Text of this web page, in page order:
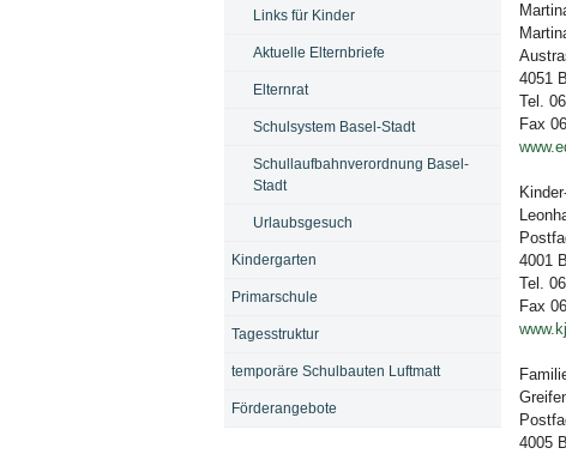
4051
Tel.
Fax
4001
Tel.
Fax
4005
Links für Kinder
Aktuelle Elternbriefe
Elternrat
Schulsystem Basel-Stadt
Schullaufbahnverordnung Basel-
Stadt
Urlaubsgesuch
Kindergarten
Primarschule
Tagesstruktur
temporäre Schulbauten Luftmatt
Förderangebote